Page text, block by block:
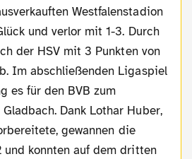
Westfalenstadion
und verlor mit 1-3. Durch
der HSV mit 3 Punkten von
Im abschließenden Ligaspiel
es für den BVB zum
Dank Lothar Huber,
gewannen die
und konnten auf dem dritten